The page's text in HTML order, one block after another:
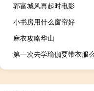
郭富城风再起时电影
小书房用什么窗帘好
麻衣攻略华山
第一次去学瑜伽要带衣服